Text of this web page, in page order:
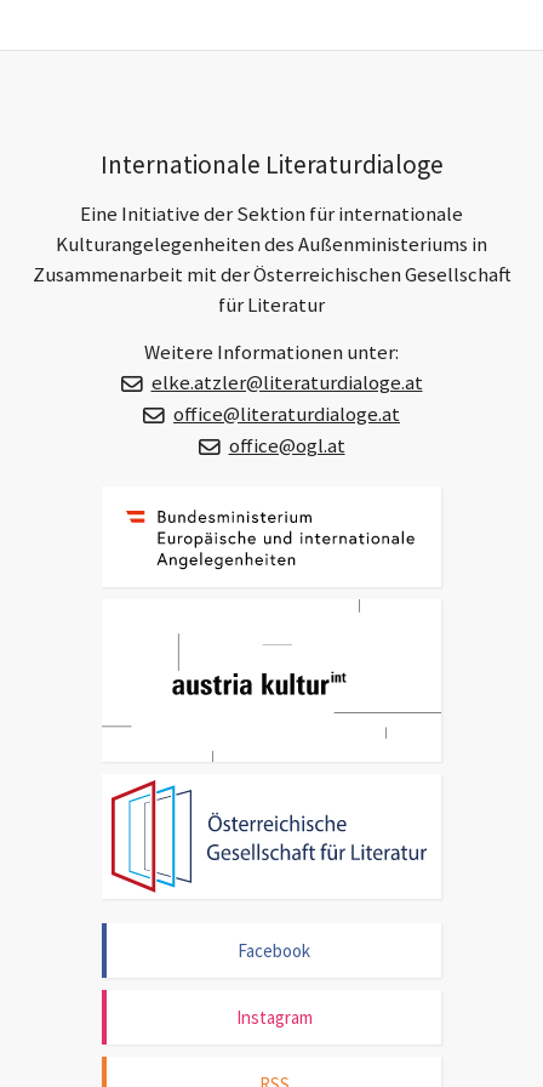
t
a
g
e
t
a
g
SectionInternationale Literaturdialoge
Eine Initiative der Sektion für internationale
Kulturangelegenheiten des Außenministeriums in
Zusammenarbeit mit der Österreichischen Gesellschaft
für Literatur
Weitere Informationen unter:
elke.atzler@literaturdialoge.at
office@literaturdialoge.at
office@ogl.at
Facebook
Instagram